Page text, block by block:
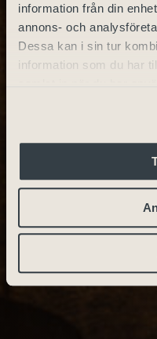
information från din
annons- och
Dessa kan i sin tur
information som du har